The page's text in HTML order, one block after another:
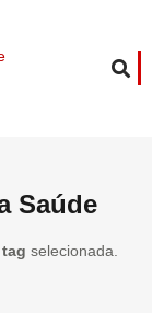
Saúde
selecionada.